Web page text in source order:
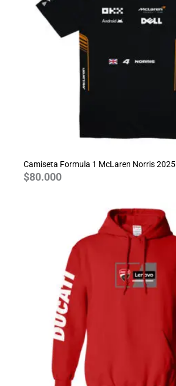
Camiseta Formula 1 McLaren Norris 2025
$80.000